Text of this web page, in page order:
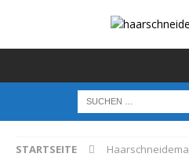
STARTSEITE